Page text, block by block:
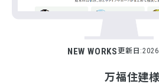
NEW WORKS 更新日
万福住建様